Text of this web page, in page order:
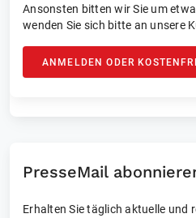
Ansonsten bitten wir Sie um
wenden Sie sich bitte an unsere
ANMELDEN ODER
PresseMail
Erhalten Sie täglich aktuelle und